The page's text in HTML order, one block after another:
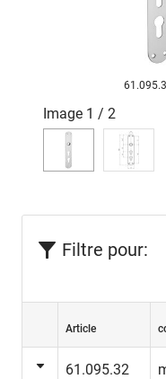
Image 1 / 2
Filtre pour:
Article
61.095.32